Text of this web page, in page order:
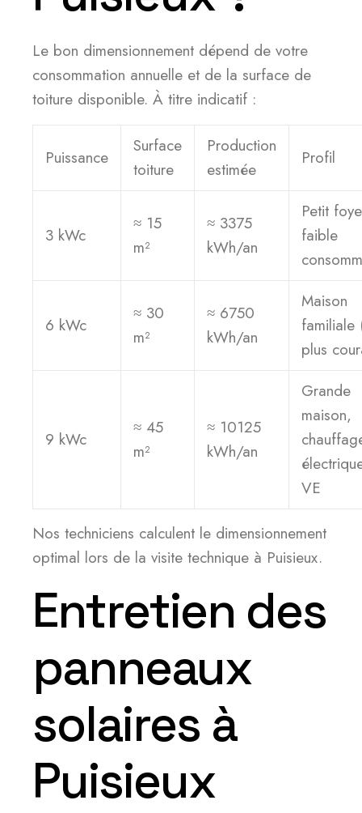
Le bon dimensionnement dépend de votre
consommation annuelle et de la surface de
toiture disponible. À titre indicatif :
Puissance
Surface
toiture
Production
estimée
Profil
3 kWc
≈ 15
m²
≈ 3375
kWh/an
Petit
faible
6 kWc
≈ 30
m²
≈ 6750
kWh/an
Maison
familiale
plus
9 kWc
≈ 45
m²
≈ 10125
kWh/an
Grande
maison,
VE
Nos techniciens calculent le dimensionnement
optimal lors de la visite technique à Puisieux.
Entretien des
panneaux
solaires à
Puisieux